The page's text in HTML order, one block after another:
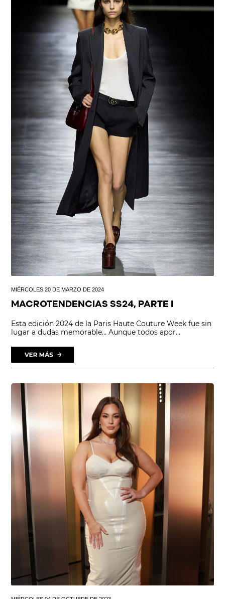
MIÉRCOLES 20 DE MARZO DE 2024
MACROTENDENCIAS SS24, PARTE I
Esta edición 2024 de la Paris Haute Couture Week fue sin
lugar a dudas memorable… Aunque todos apor...